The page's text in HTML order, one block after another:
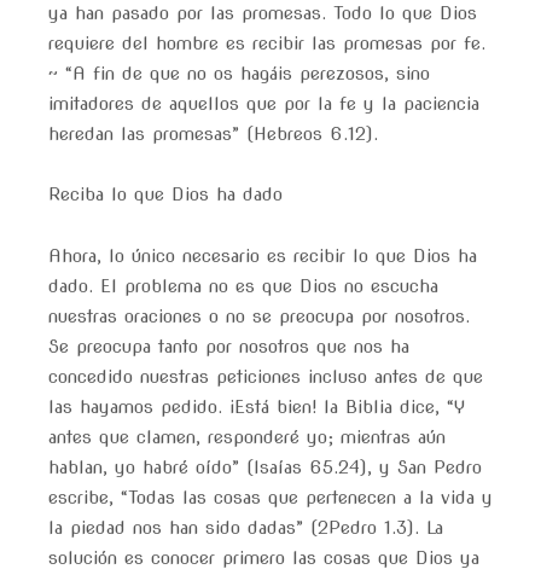
ya han pasado por las promesas. Todo lo que Dios
requiere del hombre es recibir las promesas por fe.
~ “A fin de que no os hagáis perezosos, sino
imitadores de aquellos que por la fe y la paciencia
heredan las promesas” (Hebreos 6.12).
Reciba lo que Dios ha dado
Ahora, lo único necesario es recibir lo que Dios ha
dado. El problema no es que Dios no escucha
nuestras oraciones o no se preocupa por nosotros.
Se preocupa tanto por nosotros que nos ha
concedido nuestras peticiones incluso antes de que
las hayamos pedido. ¡Está bien! la Biblia dice, “Y
antes que clamen, responderé yo; mientras aún
hablan, yo habré oído” (Isaías 65.24), y San Pedro
escribe, “Todas las cosas que pertenecen a la vida y
la piedad nos han sido dadas” (2Pedro 1.3). La
solución es conocer primero las cosas que Dios ya